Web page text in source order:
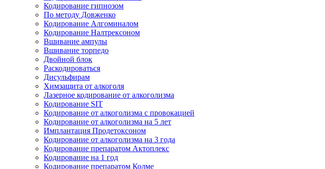
Кодирование гипнозом
По методу Довженко
Кодирование Алгоминалом
Кодирование Налтрексоном
Вшивание ампулы
Вшивание торпедо
Двойной блок
Раскодироваться
Дисульфирам
Химзащита от алкоголя
Лазерное кодирование от алкоголизма
Кодирование SIT
Кодирование от алкоголизма с провокацией
Кодирование от алкоголизма на 5 лет
Имплантация Продетоксоном
Кодирование от алкоголизма на 3 года
Кодирование препаратом Актоплекс
Кодирование на 1 год
Кодирование препаратом Колме